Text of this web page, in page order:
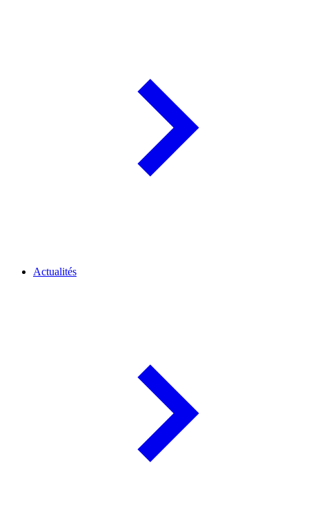
Actualités